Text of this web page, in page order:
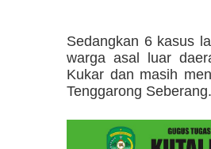
Sedangkan 6 kasus
warga asal luar
Kukar dan masih
Tenggarong